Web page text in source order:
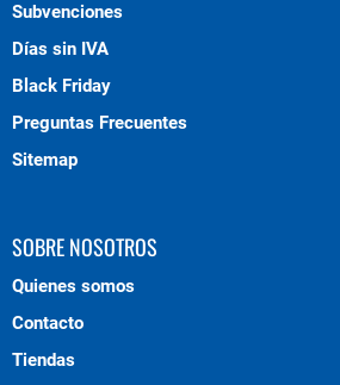
Subvenciones
Días sin IVA
Black Friday
Preguntas Frecuentes
Sitemap
SOBRE NOSOTROS
Quienes somos
Contacto
Tiendas